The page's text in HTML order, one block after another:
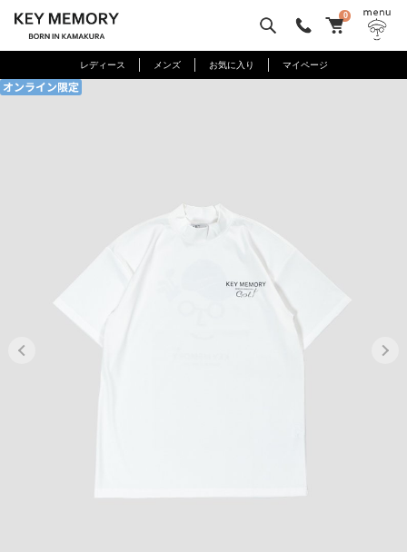
0
レディース メンズ お気に入り マイページ